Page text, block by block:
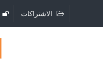
الاشتراكات